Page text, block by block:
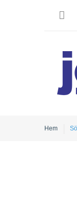
Hem